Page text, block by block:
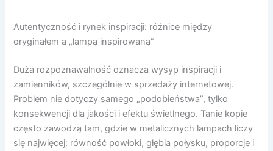
Autentyczność i rynek inspiracji: różnice między
oryginałem a „lampą inspirowaną”
Duża rozpoznawalność oznacza wysyp inspiracji i
zamienników, szczególnie w sprzedaży internetowej.
Problem nie dotyczy samego „podobieństwa”, tylko
konsekwencji dla jakości i efektu świetlnego. Tanie kopie
często zawodzą tam, gdzie w metalicznych lampach liczy
się najwięcej: równość powłoki, głębia połysku, proporcje i